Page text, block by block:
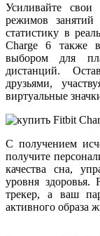
Усиливайте
режимов
статистику в
Charge 6 также
выбором для
дистанций.
друзьями,
виртуальные
С получением
получите
качества сна,
уровня
трекер, а ваш
активного образа